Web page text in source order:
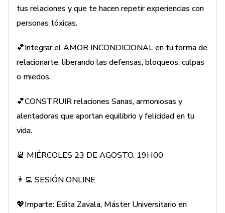
✅Inversión: $25 USD Incluye materiales, acompañamiento,
Meditaciones, Ejercicios, obsequio.
Western Union
🌐www.editazavala.com
tus relaciones y que te hacen repetir experiencias con
personas tóxicas.
💕Integrar el AMOR INCONDICIONAL en tu forma de
relacionarte, liberando las defensas, bloqueos, culpas
o miedos.
💕CONSTRUIR relaciones Sanas, armoniosas y
alentadoras que aportan equilibrio y felicidad en tu
vida.
📆 MIÉRCOLES 23 DE AGOSTO, 19H00
👩‍💻 SESIÓN ONLINE
💖Imparte: Edita Zavala, Máster Universitario en